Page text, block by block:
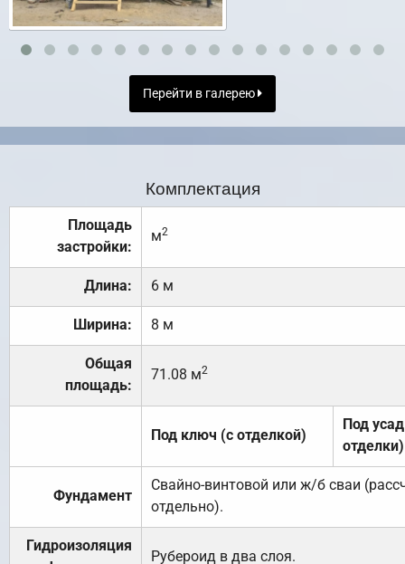
Перейти в галерею
Комплектация
Площадь
застройки:
м2
Длина: 6 м
Ширина: 8 м
Общая
площадь:
71.08 м2
Под ключ (с отделкой)
Под
отделки)
Фундамент
Свайно-винтовой или ж/б сваи
отдельно).
Гидроизоляция
Рубероид в два слоя.